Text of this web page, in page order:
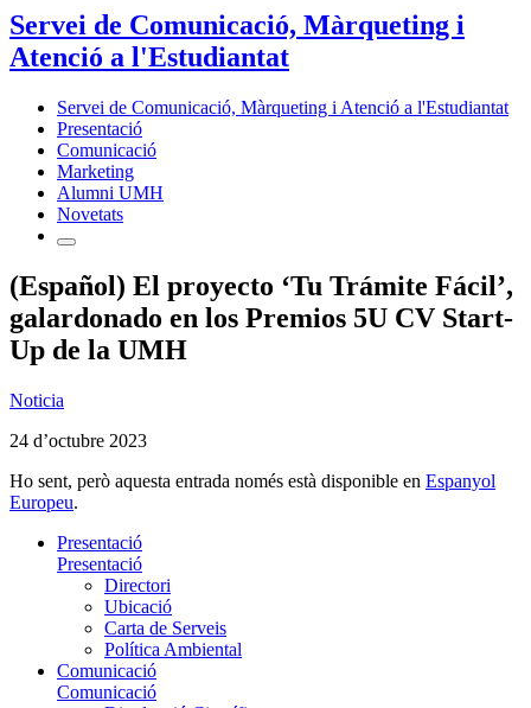
Servei de Comunicació, Màrqueting i
Atenció a l'Estudiantat
Servei de Comunicació, Màrqueting i Atenció a l'Estudiantat
Presentació
Comunicació
Marketing
Alumni UMH
Novetats
(Español) El proyecto ‘Tu Trámite Fácil’,
galardonado en los Premios 5U CV Start-
Up de la UMH
Noticia
24 d’octubre 2023
Ho sent, però aquesta entrada només està disponible en Espanyol
Europeu.
Presentació
Presentació
Directori
Ubicació
Carta de Serveis
Política Ambiental
Comunicació
Comunicació